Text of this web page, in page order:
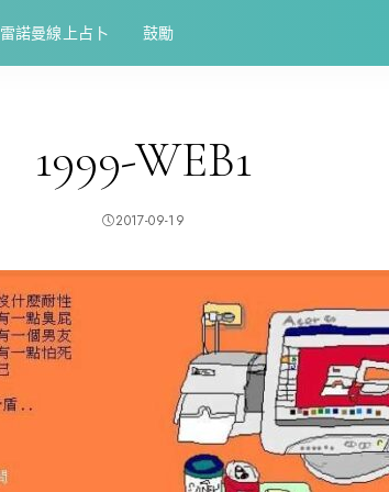
雷諾曼線上占卜 鼓勵
1999-WEB1
2017-09-19